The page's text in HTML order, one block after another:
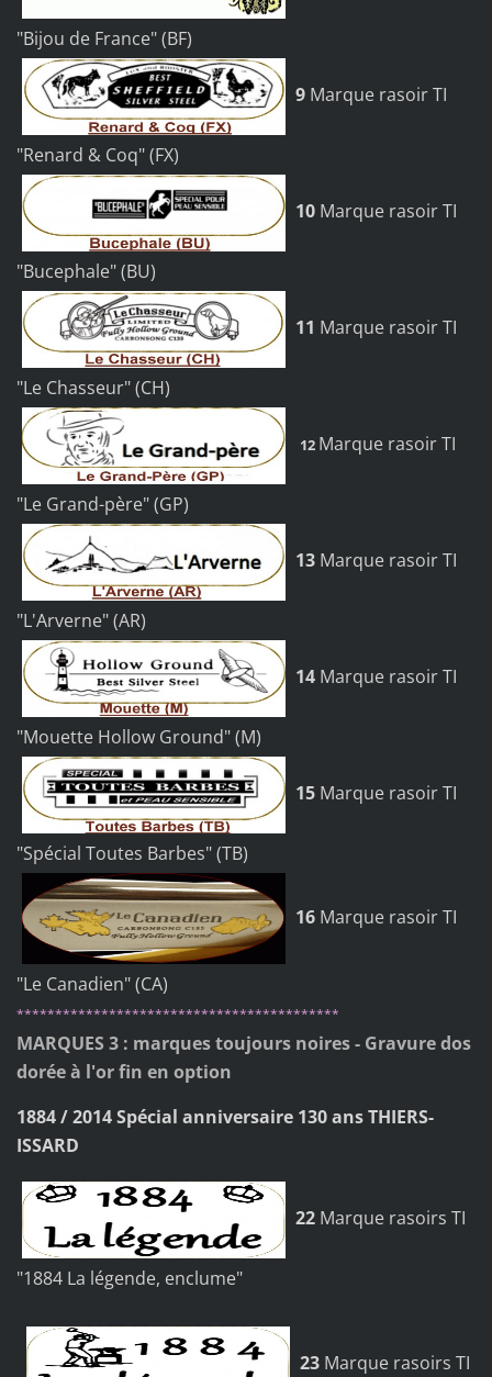
"Bijou de France" (BF)
9 Marque rasoir TI
"Renard & Coq" (FX)
10 Marque rasoir TI
"Bucephale" (BU)
11 Marque rasoir TI
"Le Chasseur" (CH)
12 Marque rasoir TI
"Le Grand-père" (GP)
13 Marque rasoir TI
"L'Arverne" (AR)
14 Marque rasoir TI
"Mouette Hollow Ground" (M)
15 Marque rasoir TI
"Spécial Toutes Barbes" (TB)
16 Marque rasoir TI
"Le Canadien" (CA)
******************************************
MARQUES 3 : marques toujours noires - Gravure dos
dorée à l'or fin en option
1884 / 2014 Spécial anniversaire 130 ans THIERS-
ISSARD
22 Marque rasoirs TI
"1884 La légende, enclume"
23 Marque rasoirs TI